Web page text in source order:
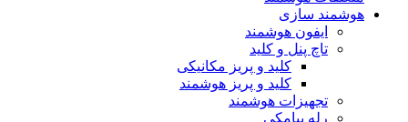
هوشمند سازی
ایفون هوشمند
تاچ پنل و کلید
کلید و پریز مکانیکی
کلید و پریز هوشمند
تجهیزات هوشمند
رله پیامکی